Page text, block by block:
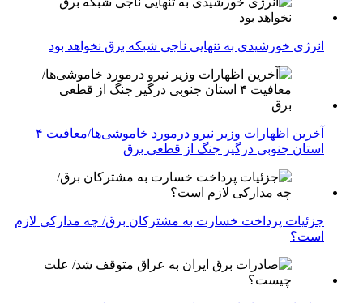
انرژی خورشیدی به تنهایی ناجی شبکه برق نخواهد بود
آخرین اظهارات وزیر نیرو درمورد خاموشی‌ها/معافیت ۴
استان جنوبی درگیر جنگ از قطعی برق
جزئیات پرداخت خسارت به مشترکان برق/ چه مدارکی لازم
است؟